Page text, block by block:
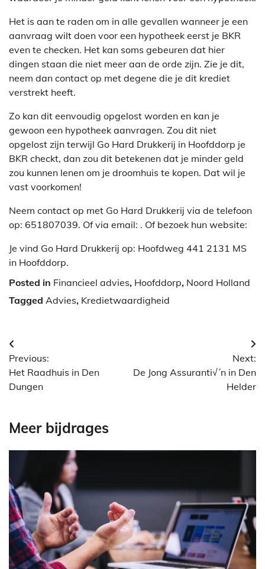
Het is aan te raden om in alle gevallen wanneer je een
aanvraag wilt doen voor een hypotheek eerst je BKR
even te checken. Het kan soms gebeuren dat hier
dingen staan die niet meer aan de orde zijn. Zie je dit,
neem dan contact op met degene die je dit krediet
verstrekt heeft.
Zo kan dit eenvoudig opgelost worden en kan je
gewoon een hypotheek aanvragen. Zou dit niet
opgelost zijn terwijl Go Hard Drukkerij in Hoofddorp je
BKR checkt, dan zou dit betekenen dat je minder geld
zou kunnen lenen om je droomhuis te kopen. Dat wil je
vast voorkomen!
Neem contact op met Go Hard Drukkerij via de telefoon
op: 651807039. Of via email: . Of bezoek hun website:
Je vind Go Hard Drukkerij op: Hoofdweg 441 2131 MS
in Hoofddorp.
Posted in Financieel advies, Hoofddorp, Noord Holland
Tagged Advies, Kredietwaardigheid
Berichtnavigatie
Previous:
Het Raadhuis in Den
Dungen
Next:
De Jong Assuranti√´n in Den
Helder
Meer bijdrages